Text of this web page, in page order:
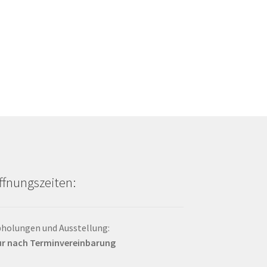
und Ausstellung:
nach Terminvereinbarung